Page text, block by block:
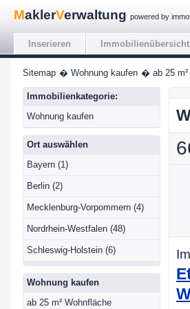
MaklerVerwaltung powered by immo
Inserieren Immobilienübersicht
Sitemap � Wohnung kaufen � ab 25 m²
Immobilienkategorie:
Wohnung kaufen
Ort auswählen
Bayern (1)
Berlin (2)
Mecklenburg-Vorpommern (4)
Nordrhein-Westfalen (48)
Schleswig-Holstein (6)
Wohnung kaufen
ab 25 m² Wohnfläche